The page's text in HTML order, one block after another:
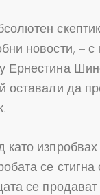
новости, –
Ернестина
оставали да
се
се